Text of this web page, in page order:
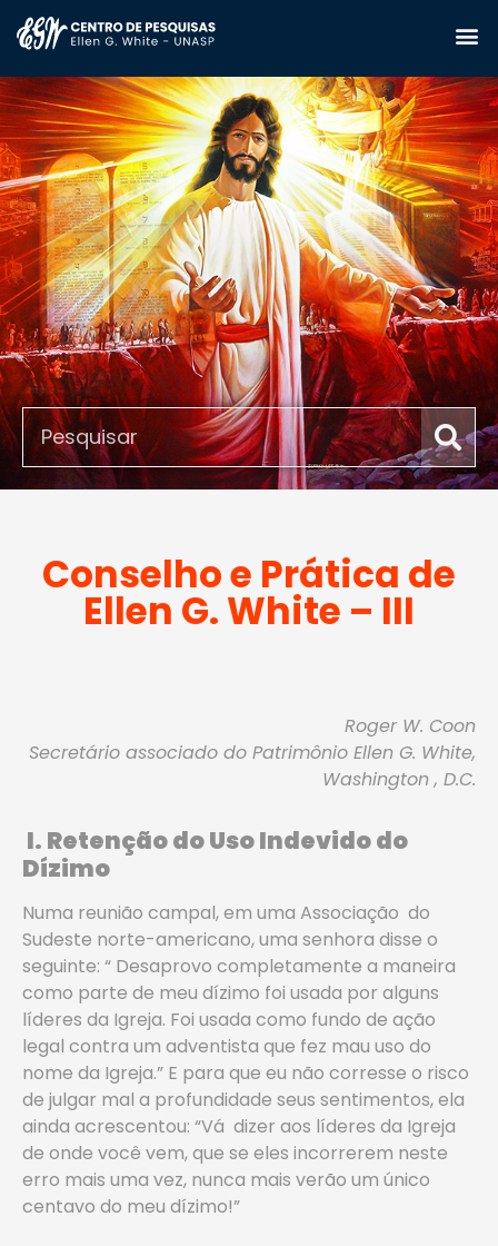
Conselho e Prática de
Ellen G. White – III
Roger W. Coon
Secretário associado do Patrimônio Ellen G. White,
Washington , D.C.
I. Retenção do Uso Indevido do
Dízimo
Numa reunião campal, em uma Associação do
Sudeste norte-americano, uma senhora disse o
seguinte: “ Desaprovo completamente a maneira
como parte de meu dízimo foi usada por alguns
líderes da Igreja. Foi usada como fundo de ação
legal contra um adventista que fez mau uso do
nome da Igreja.” E para que eu não corresse o risco
de julgar mal a profundidade seus sentimentos, ela
ainda acrescentou: “Vá dizer aos líderes da Igreja
de onde você vem, que se eles incorrerem neste
erro mais uma vez, nunca mais verão um único
centavo do meu dízimo!”